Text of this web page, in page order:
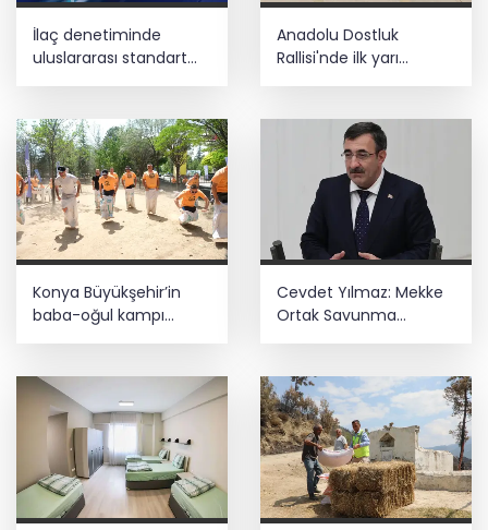
İlaç denetiminde
uluslararası standart
Anadolu Dostluk
Rallisi'nde ilk yarı
Konya Büyükşehir’in
baba-oğul kampı
Ağustos'ta da sürecek
Cevdet Yılmaz: Mekke
Ortak Savunma
Anlaşması bölgesel
sağlayacak